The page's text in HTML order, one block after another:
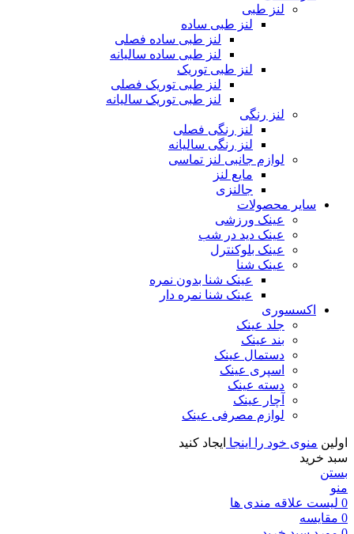
لنز طبی
لنز طبی ساده
لنز طبی ساده فصلی
لنز طبی ساده سالیانه
لنز طبی توریک
لنز طبی توریک فصلی
لنز طبی توریک سالیانه
لنز رنگی
لنز رنگی فصلی
لنز رنگی سالیانه
لوازم جانبی لنز تماسی
مایع لنز
جالنزی
سایر محصولات
عینک ورزشی
عینک دید در شب
عینک بلوکنترل
عینک شنا
عینک شنا بدون نمره
عینک شنا نمره دار
اکسسوری
جلد عینک
بند عینک
دستمال عینک
اسپری عینک
دسته عینک
آچار عینک
لوازم مصرفی عینک
اولین منوی خود را اینجا ایجاد کنید
سبد خرید
بستن
منو
0 لیست علاقه مندی ها
0 مقايسه